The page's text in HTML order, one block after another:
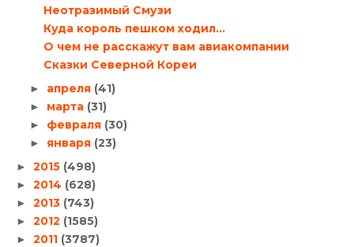
Неотразимый Смузи
Куда король пешком ходил…
О чем не расскажут вам авиакомпании
Сказки Северной Кореи
► апреля (41)
► марта (31)
► февраля (30)
► января (23)
► 2015 (498)
► 2014 (628)
► 2013 (743)
► 2012 (1585)
► 2011 (3787)